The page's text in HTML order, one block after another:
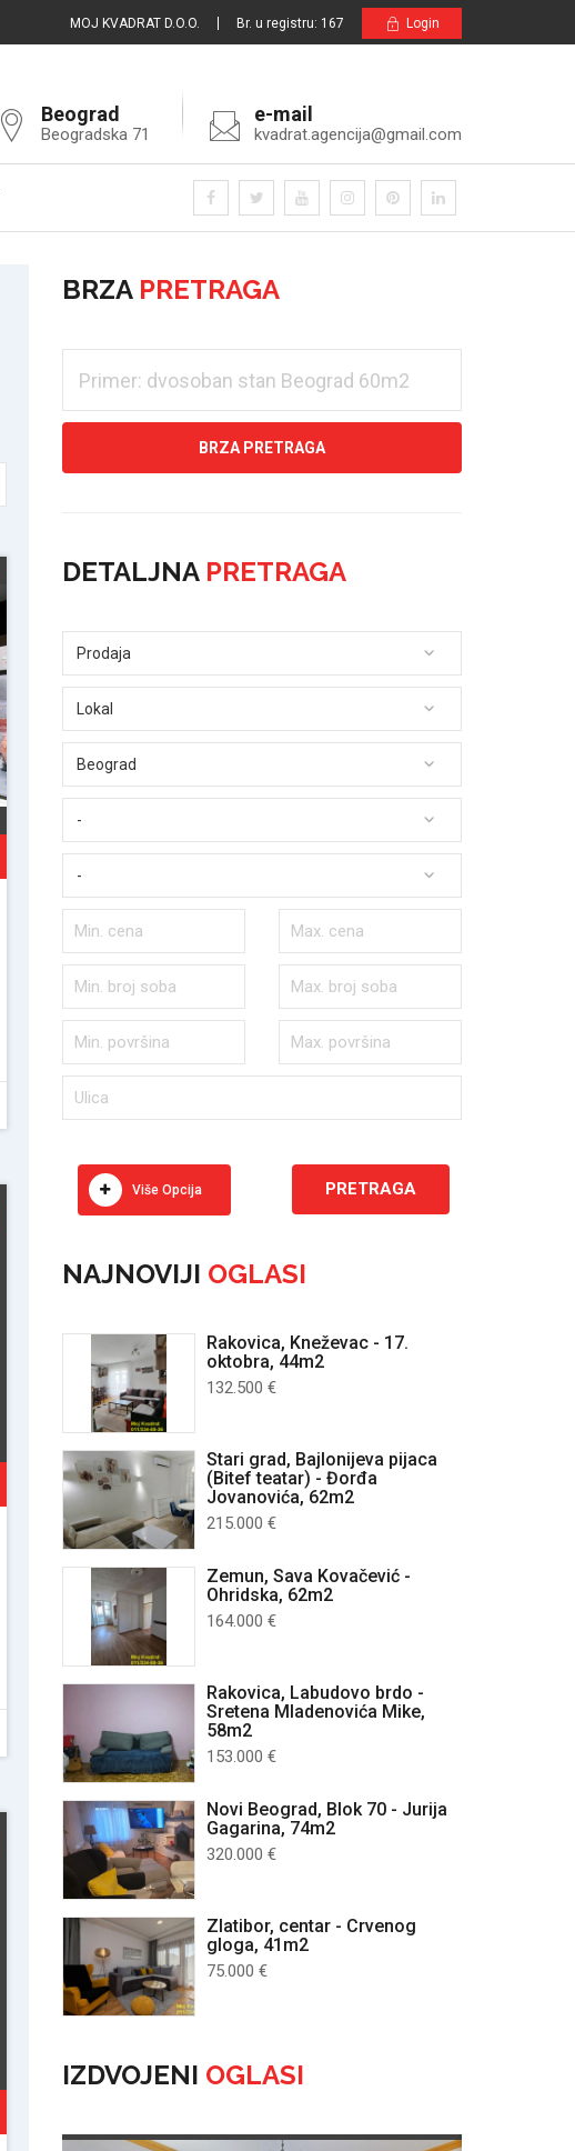
MOJ KVADRAT D.O.O. Br. u registru: 167 Login
Beograd
Beogradska 71
e-mail
kvadrat.agencija@gmail.com
BRZAPRETRAGA
BRZA PRETRAGA
DETALJNAPRETRAGA
Prodaja
Lokal
Beograd
-
-
Više Opcija
NAJNOVIJI OGLASI
Rakovica, Kneževac - 17.
oktobra, 44m2
132.500 €
Stari grad, Bajlonijeva pijaca
(Bitef teatar) - Đorđa
Jovanovića, 62m2
215.000 €
Zemun, Sava Kovačević -
Ohridska, 62m2
164.000 €
Rakovica, Labudovo brdo -
Sretena Mladenovića Mike,
58m2
153.000 €
Novi Beograd, Blok 70 - Jurija
Gagarina, 74m2
320.000 €
Zlatibor, centar - Crvenog
gloga, 41m2
75.000 €
IZDVOJENI OGLASI